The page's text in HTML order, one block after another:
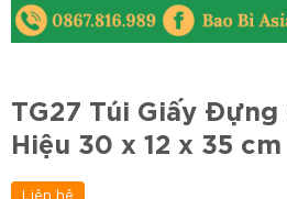
TG27 Túi Giấy
Hiệu 30 x 12 x 35 cm
Liên hệ